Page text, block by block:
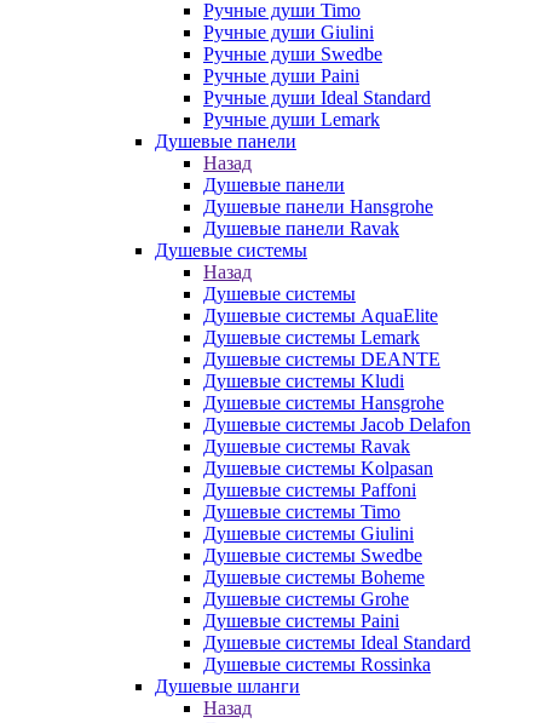
Ручные души Timo
Ручные души Giulini
Ручные души Swedbe
Ручные души Paini
Ручные души Ideal Standard
Ручные души Lemark
Душевые панели
Назад
Душевые панели
Душевые панели Hansgrohe
Душевые панели Ravak
Душевые системы
Назад
Душевые системы
Душевые системы AquaElite
Душевые системы Lemark
Душевые системы DEANTE
Душевые системы Kludi
Душевые системы Hansgrohe
Душевые системы Jacob Delafon
Душевые системы Ravak
Душевые системы Kolpasan
Душевые системы Paffoni
Душевые системы Timo
Душевые системы Giulini
Душевые системы Swedbe
Душевые системы Boheme
Душевые системы Grohe
Душевые системы Paini
Душевые системы Ideal Standard
Душевые системы Rossinka
Душевые шланги
Назад